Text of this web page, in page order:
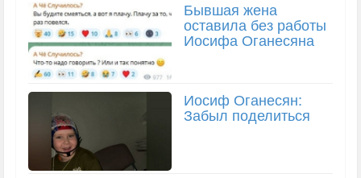
Бывшая жена
оставила без работы
Иосифа Оганесяна
Иосиф Оганесян:
Забыл поделиться